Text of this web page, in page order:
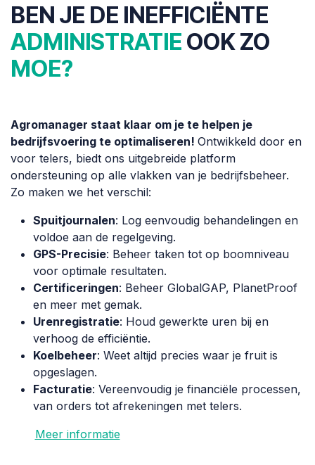
BEN JE DE INEFFICIËNTE
ADMINISTRATIE OOK ZO
MOE?
Agromanager staat klaar om je te helpen je
bedrijfsvoering te optimaliseren! Ontwikkeld door en
voor telers, biedt ons uitgebreide platform
ondersteuning op alle vlakken van je bedrijfsbeheer.
Zo maken we het verschil:
Spuitjournalen: Log eenvoudig behandelingen en
voldoe aan de regelgeving.
GPS-Precisie: Beheer taken tot op boomniveau
voor optimale resultaten.
Certificeringen: Beheer GlobalGAP, PlanetProof
en meer met gemak.
Urenregistratie: Houd gewerkte uren bij en
verhoog de efficiëntie.
Koelbeheer: Weet altijd precies waar je fruit is
opgeslagen.
Facturatie: Vereenvoudig je financiële processen,
van orders tot afrekeningen met telers.
Meer informatie